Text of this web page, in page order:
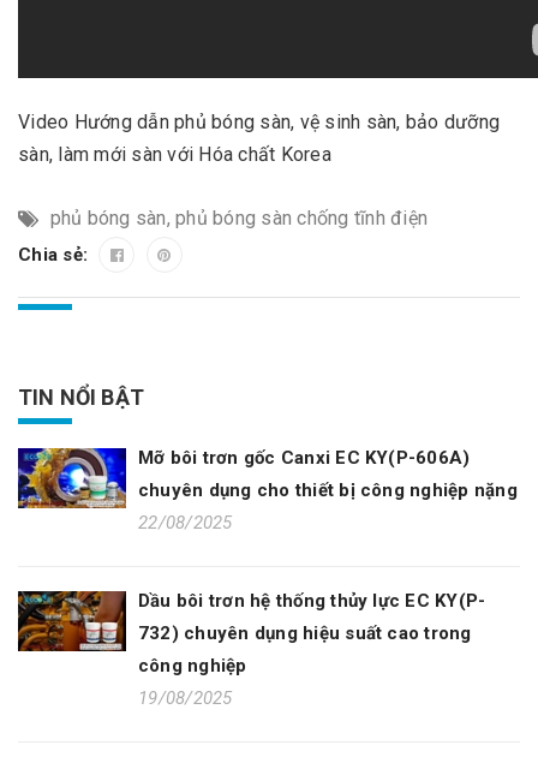
Video Hướng dẫn phủ bóng sàn, vệ sinh sàn, bảo dưỡng
sàn, làm mới sàn với Hóa chất Korea
phủ bóng sàn, phủ bóng sàn chống tĩnh điện
Chia sẻ:
TIN NỔI BẬT
Mỡ bôi trơn gốc Canxi EC KY(P-606A)
chuyên dụng cho thiết bị công nghiệp nặng
22/08/2025
Dầu bôi trơn hệ thống thủy lực EC KY(P-
732) chuyên dụng hiệu suất cao trong
công nghiệp
19/08/2025